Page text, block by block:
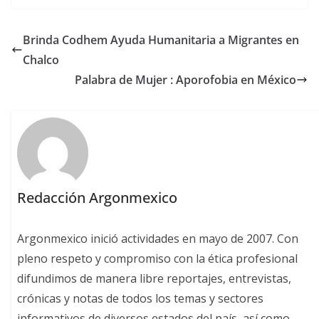
Brinda Codhem Ayuda Humanitaria a Migrantes en
Chalco
Palabra de Mujer : Aporofobia en México
Redacción Argonmexico
Argonmexico inició actividades en mayo de 2007. Con
pleno respeto y compromiso con la ética profesional
difundimos de manera libre reportajes, entrevistas,
crónicas y notas de todos los temas y sectores